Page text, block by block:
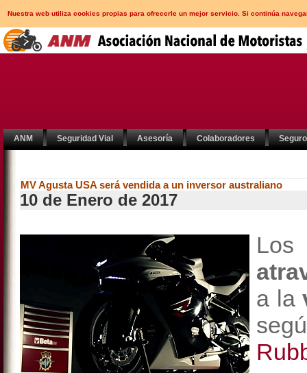
Nuestra web utiliza cookies propias para ofrecerle un mejor servicio. Si continúa
ANM Seguridad Vial Asesoría Colaboradores
MV Agusta USA será vendida a un inversor australiano
10 de Enero de 2017
a la